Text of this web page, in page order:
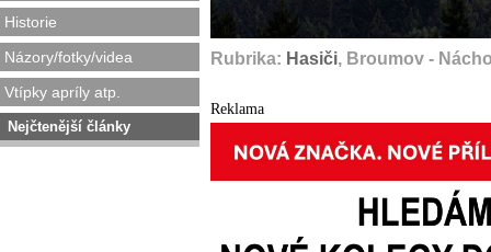
Historie
Názory/fotky/videa
Vtípky apríly atp.
Nejčtenější články
Rubrika: Hasiči, Broumov -
Reklama